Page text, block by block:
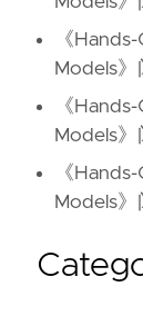
《
Models
《
Models
《
Models